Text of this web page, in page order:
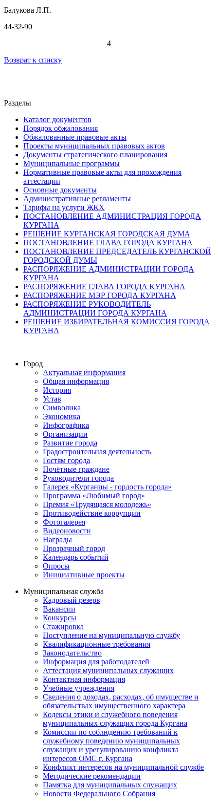
Балукова Л.П.
44-32-90
4
Возврат к списку
Разделы
Каталог документов
Порядок обжалования
Обжалованные правовые акты
Проекты муниципальных правовых актов
Документы стратегического планирования
Муниципальные программы
Нормативные правовые акты для прохождения
аттестации
Основные документы
Административные регламенты
Тарифы на услуги ЖКХ
ПОСТАНОВЛЕНИЕ АДМИНИСТРАЦИЯ ГОРОДА
КУРГАНА
РЕШЕНИЕ КУРГАНСКАЯ ГОРОДСКАЯ ДУМА
ПОСТАНОВЛЕНИЕ ГЛАВА ГОРОДА КУРГАНА
ПОСТАНОВЛЕНИЕ ПРЕДСЕДАТЕЛЬ КУРГАНСКОЙ
ГОРОДСКОЙ ДУМЫ
РАСПОРЯЖЕНИЕ АДМИНИСТРАЦИИ ГОРОДА
КУРГАНА
РАСПОРЯЖЕНИЕ ГЛАВА ГОРОДА КУРГАНА
РАСПОРЯЖЕНИЕ МЭР ГОРОДА КУРГАНА
РАСПОРЯЖЕНИЕ РУКОВОДИТЕЛЬ
АДМИНИСТРАЦИИ ГОРОДА КУРГАНА
РЕШЕНИЕ ИЗБИРАТЕЛЬНАЯ КОМИССИЯ ГОРОДА
КУРГАНА
Город
Актуальная информация
Общая информация
История
Устав
Символика
Экономика
Инфографика
Организации
Развитие города
Градостроительная деятельность
Гостям города
Почётные граждане
Руководители города
Галерея «Курганцы - гордость города»
Программа «Любимый город»
Премия «Трудящаяся молодежь»
Противодействие коррупции
Фотогалерея
Видеоновости
Награды
Прозрачный город
Календарь событий
Опросы
Инициативные проекты
Муниципальная служба
Кадровый резерв
Вакансии
Конкурсы
Стажировка
Поступление на муниципальную службу
Квалификационные требования
Законодательство
Информация для работодателей
Аттестация муниципальных служащих
Контактная информация
Учебные учреждения
Сведения о доходах, расходах, об имуществе и
обязательствах имущественного характера
Кодексы этики и служебного поведения
муниципальных служащих города Кургана
Комиссии по соблюдению требований к
служебному поведению муниципальных
служащих и урегулированию конфликта
интересов ОМС г. Кургана
Конфликт интересов на муниципальной службе
Методические рекомендации
Памятка для муниципальных служащих
Новости Федерального Cобрания